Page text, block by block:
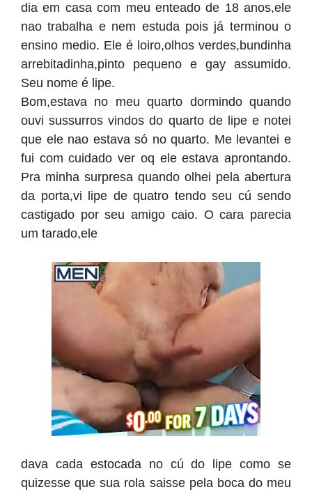
dia em casa com meu enteado de 18 anos,ele
nao trabalha e nem estuda pois já terminou o
ensino medio. Ele é loiro,olhos verdes,bundinha
arrebitadinha,pinto pequeno e gay assumido.
Seu nome é lipe.
Bom,estava no meu quarto dormindo quando
ouvi sussurros vindos do quarto de lipe e notei
que ele nao estava só no quarto. Me levantei e
fui com cuidado ver oq ele estava aprontando.
Pra minha surpresa quando olhei pela abertura
da porta,vi lipe de quatro tendo seu cú sendo
castigado por seu amigo caio. O cara parecia
um tarado,ele
dava cada estocada no cú do lipe como se
quizesse que sua rola saisse pela boca do meu